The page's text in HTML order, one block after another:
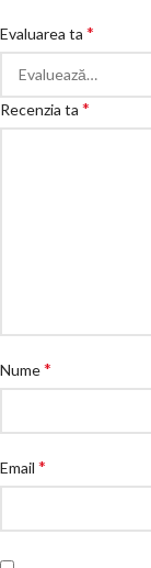
Evaluarea ta *
Recenzia ta *
Nume*
Email *